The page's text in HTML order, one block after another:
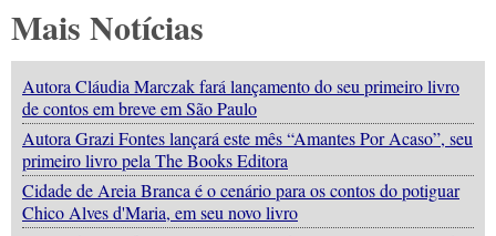
Mais Notícias
Autora Cláudia Marczak fará lançamento do seu primeiro livro
de contos em breve em São Paulo
Autora Grazi Fontes lançará este mês “Amantes Por Acaso”, seu
primeiro livro pela The Books Editora
Cidade de Areia Branca é o cenário para os contos do potiguar
Chico Alves d'Maria, em seu novo livro